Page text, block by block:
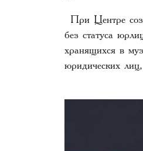
При Центре
без статуса
хранящихся в
юридических